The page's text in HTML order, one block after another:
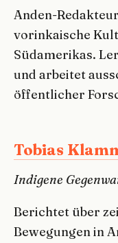
Anden-
vorinkaische
Südamerikas.
und arbeitet
öffentlicher
Tobias
Indigene
Berichtet über
Bewegungen in